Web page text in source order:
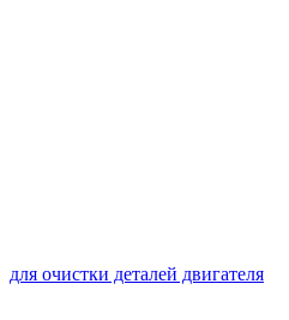
для очистки деталей двигателя